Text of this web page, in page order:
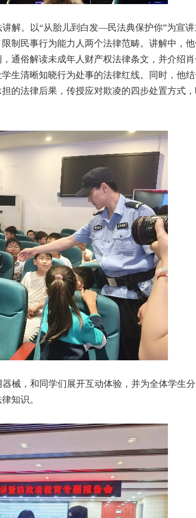
解。以“从胎儿到白发—民法典保护你”为宣
制民事行为能力人两个法律范畴。讲解中，
通俗解读未成年人财产权法律条文，并介绍
生清晰知晓行为处事的法律红线。同时，他
的法律后果，传授应对欺凌的四步处置方式
械，和同学们展开互动体验，并为全体学生
知识。